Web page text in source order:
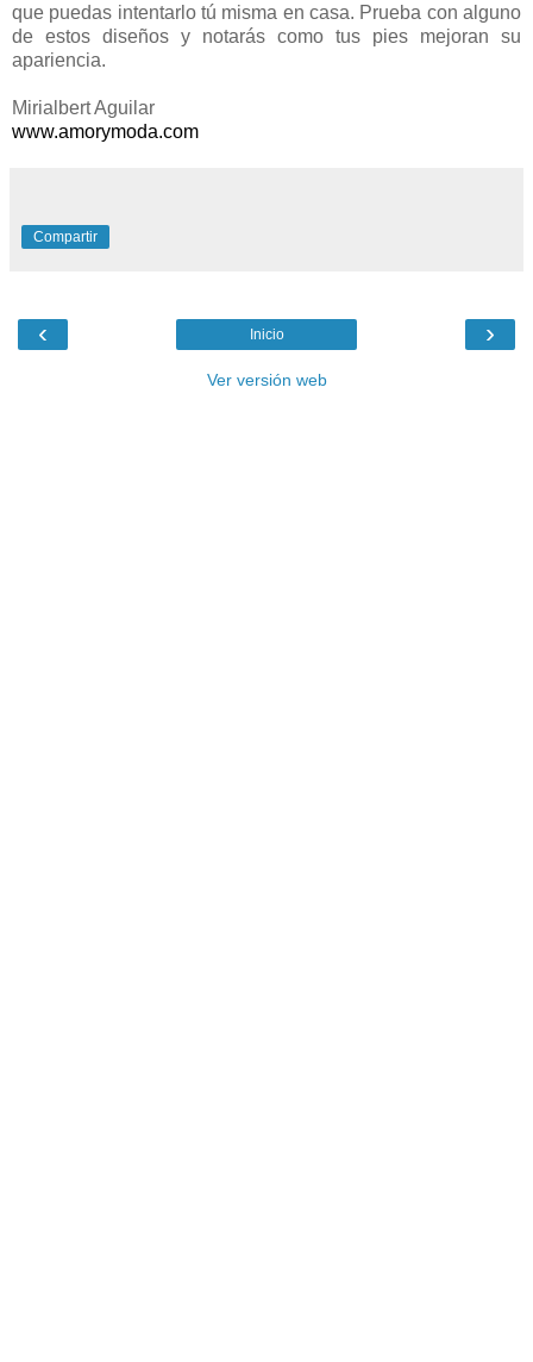
que puedas intentarlo tú misma en casa. Prueba con alguno
de estos diseños y notarás como tus pies mejoran su
apariencia.
Mirialbert Aguilar
www.amorymoda.com
Compartir
‹ ›
Inicio
Ver versión web